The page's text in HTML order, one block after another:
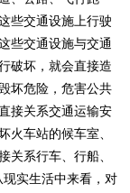
些交通设施上行驶
些交通设施与交通
破坏，就会直接造
坏危险，危害公共
接关系交通运输安
火车站的候车室、
关系行车、行船、
实生活中来看，对